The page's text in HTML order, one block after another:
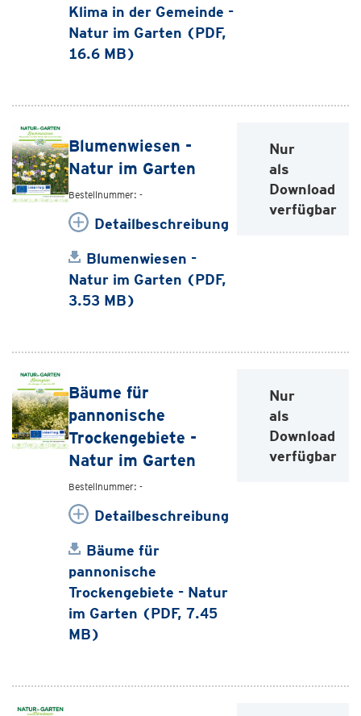
Klima in der Gemeinde -
Natur im Garten (PDF,
16.6 MB)
Blumenwiesen -
Natur im Garten
Bestellnummer: -
Detailbeschreibung
Blumenwiesen -
Natur im Garten (PDF,
3.53 MB)
Nur
als
Download
verfügbar
Bäume für
pannonische
Trockengebiete -
Natur im Garten
Bestellnummer: -
Detailbeschreibung
Bäume für
pannonische
Trockengebiete - Natur
im Garten (PDF, 7.45
MB)
Nur
als
Download
verfügbar